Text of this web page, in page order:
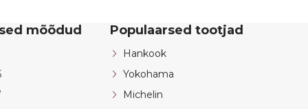
mõõdud Populaarsed tootjad
Hankook
Yokohama
Michelin